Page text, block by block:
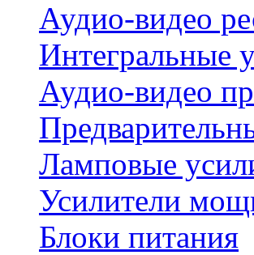
Аудио-видео
Интегральные
Аудио-видео
Ламповые
Усилители
Блоки питания